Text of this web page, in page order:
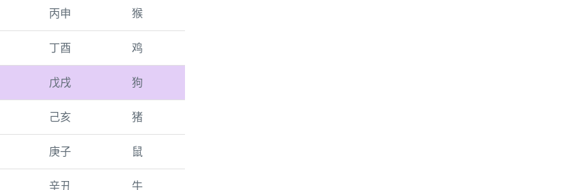
丙申 猴
丁酉 鸡
戊戌 狗
己亥 猪
庚子 鼠
辛丑 牛